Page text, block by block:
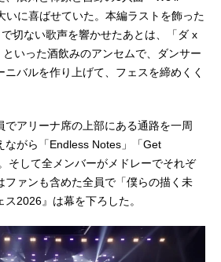
いに喜ばせていた。本編ラストを飾った
切ない歌声を響かせたあとは、「ダ x
いった酒飲みのアンセムで、ダンサー
バルを作り上げて、フェスを締めくく
アリーナ席の上部にある通路を一周
ながら「Endless Notes」「Get
そして全メンバーがメドレーでそれぞ
ファンも含めた全員で「僕らの描く未
2026』は幕を下ろした。